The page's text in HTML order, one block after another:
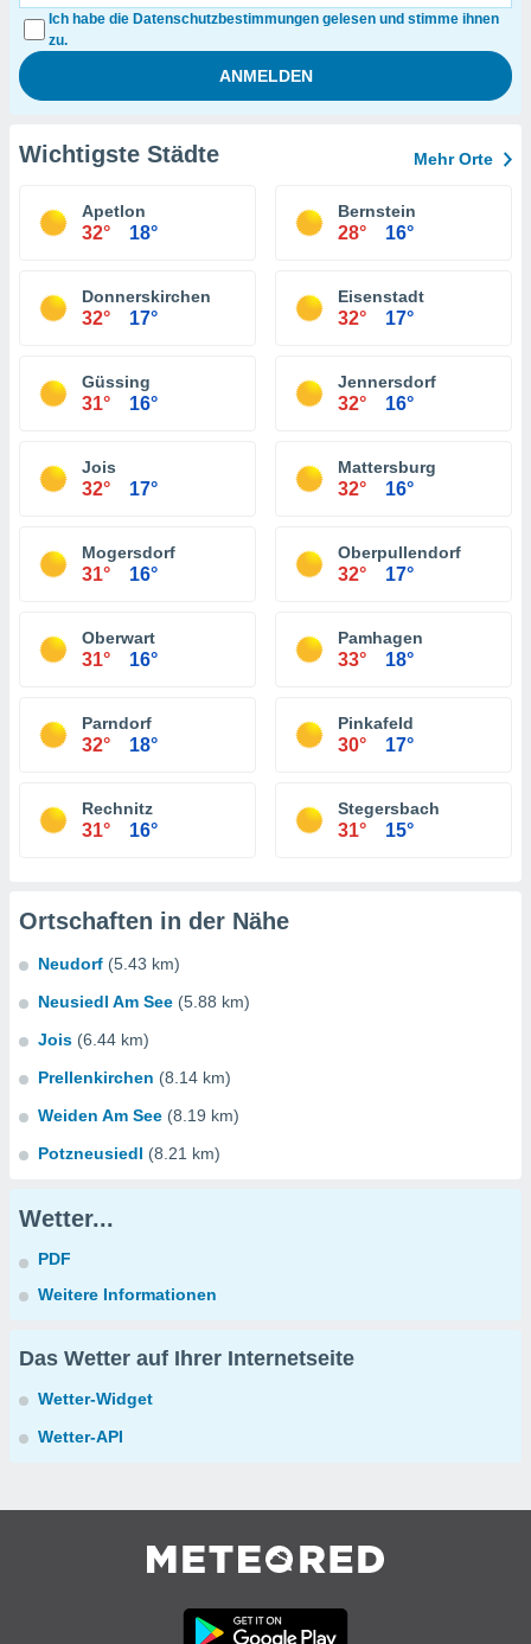
Ich habe die Datenschutzbestimmungen gelesen und stimme ihnen
zu.
Wichtigste Städte Mehr Orte
Apetlon
32° 18°
Bernstein
28° 16°
Donnerskirchen
32° 17°
Eisenstadt
32° 17°
Güssing
31° 16°
Jennersdorf
32° 16°
Jois
32° 17°
Mattersburg
32° 16°
Mogersdorf
31° 16°
Oberpullendorf
32° 17°
Oberwart
31° 16°
Pamhagen
33° 18°
Parndorf
32° 18°
Pinkafeld
30° 17°
Rechnitz
31° 16°
Stegersbach
31° 15°
Ortschaften in der Nähe
Neudorf (5.43 km)
Neusiedl Am See (5.88 km)
Jois (6.44 km)
Prellenkirchen (8.14 km)
Weiden Am See (8.19 km)
Potzneusiedl (8.21 km)
Wetter...
PDF
Weitere Informationen
Das Wetter auf Ihrer Internetseite
Wetter-Widget
Wetter-API